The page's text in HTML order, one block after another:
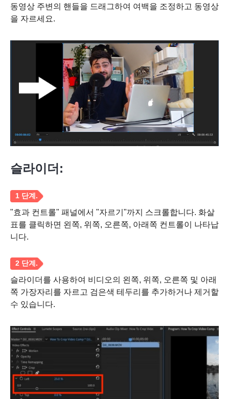
1 단계.
2 단계.
동영상 주변의 핸들을 드래그하여 여백을 조정하고 동영상
을 자르세요.
슬라이더:
"효과 컨트롤" 패널에서 "자르기"까지 스크롤합니다. 화살
표를 클릭하면 왼쪽, 위쪽, 오른쪽, 아래쪽 컨트롤이 나타납
니다.
슬라이더를 사용하여 비디오의 왼쪽, 위쪽, 오른쪽 및 아래
쪽 가장자리를 자르고 검은색 테두리를 추가하거나 제거할
수 있습니다.